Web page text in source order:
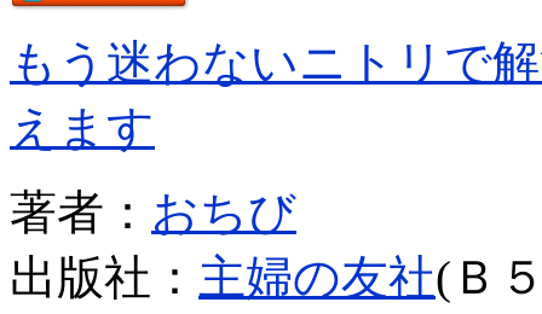
もう迷わないニトリで
えます
著者： おちび
出版社： 主婦の友社(Ｂ